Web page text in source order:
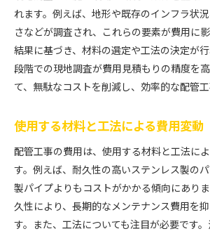
れます。例えば、地形や既存のインフラ状
さなどが調査され、これらの要素が費用に
結果に基づき、材料の選定や工法の決定が
段階での現地調査が費用見積もりの精度を
て、無駄なコストを削減し、効率的な配管工
使用する材料と工法による費用変動
配管工事の費用は、使用する材料と工法に
す。例えば、耐久性の高いステンレス製の
製パイプよりもコストがかかる傾向にあり
久性により、長期的なメンテナンス費用を
す。また、工法についても注目が必要です